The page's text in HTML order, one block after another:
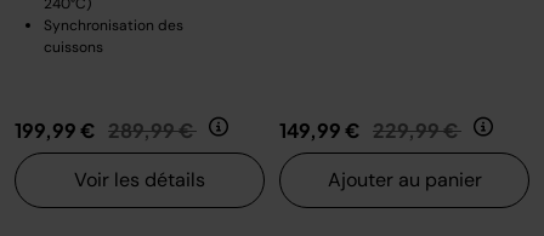
Synchronisation des
cuissons
199,99 € Prix réduit de
289,99 € au
Voir les détails
149,99 € Prix réduit de
229,99 € au
Ajouter au panier